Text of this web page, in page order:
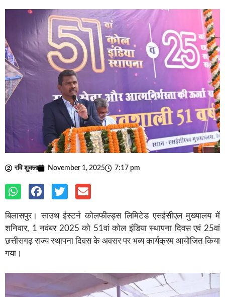
रवि शुक्ला November 1, 2025 7:17 pm
बिलासपुर। साउथ ईस्टर्न कोलफील्ड्स लिमिटेड एसईसीएल मुख्यालय में
शनिवार, 1 नवंबर 2025 को 51वां कोल इंडिया स्थापना दिवस एवं 25वां
छत्तीसगढ़ राज्य स्थापना दिवस के अवसर पर भव्य कार्यक्रम आयोजित किया
गया।